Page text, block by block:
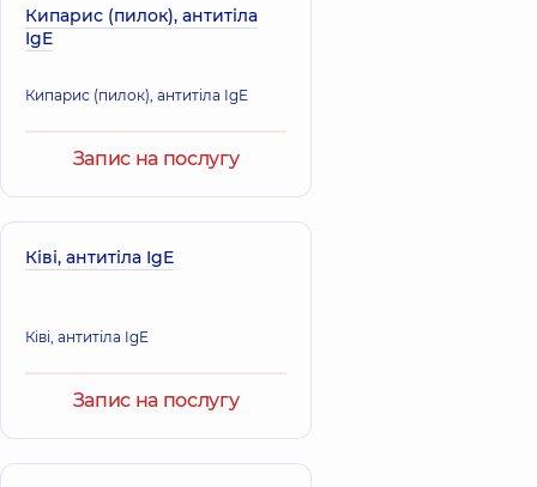
Кипарис (пилок), антитіла
IgE
Кипарис (пилок), антитіла IgE
Запис на послугу
Ківі, антитіла IgE
Ківі, антитіла IgE
Запис на послугу